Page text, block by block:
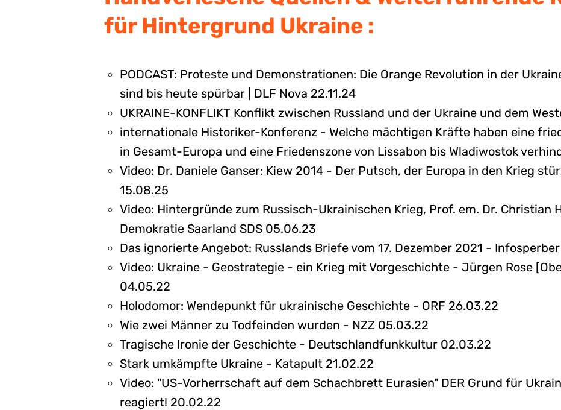
für Hintergrund Ukraine :
PODCAST: Proteste und Demonstrationen: Die Orange Revolution in der
sind bis heute spürbar | DLF Nova 22.11.24
UKRAINE-KONFLIKT Konflikt zwischen Russland und der Ukraine und dem
internationale Historiker-Konferenz - Welche mächtigen Kräfte haben eine
in Gesamt-Europa und eine Friedenszone von Lissabon bis Wladiwostok
Video: Dr. Daniele Ganser: Kiew 2014 - Der Putsch, der Europa in den Krieg
15.08.25
Video: Hintergründe zum Russisch-Ukrainischen Krieg, Prof. em. Dr. Christian
Demokratie Saarland SDS 05.06.23
Das ignorierte Angebot: Russlands Briefe vom 17. Dezember 2021 - Infosperber
Video: Ukraine - Geostrategie - ein Krieg mit Vorgeschichte - Jürgen Rose
04.05.22
Holodomor: Wendepunkt für ukrainische Geschichte - ORF 26.03.22
Wie zwei Männer zu Todfeinden wurden - NZZ 05.03.22
Tragische Ironie der Geschichte - Deutschlandfunkkultur 02.03.22
Stark umkämpfte Ukraine - Katapult 21.02.22
Video: "US-Vorherrschaft auf dem Schachbrett Eurasien" DER Grund für
reagiert! 20.02.22